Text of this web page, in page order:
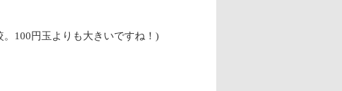
100円玉よりも大きいですね！)